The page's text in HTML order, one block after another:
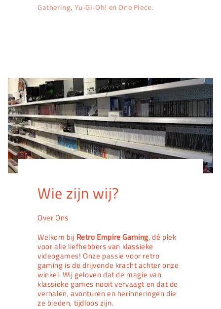
Gathering, Yu-Gi-Oh! en One Piece.
Wie zijn wij?
Over Ons
Welkom bij Retro Empire Gaming, dé plek
voor alle liefhebbers van klassieke
videogames! Onze passie voor retro
gaming is de drijvende kracht achter onze
winkel. Wij geloven dat de magie van
klassieke games nooit vervaagt en dat de
verhalen, avonturen en herinneringen die
ze bieden, tijdloos zijn.